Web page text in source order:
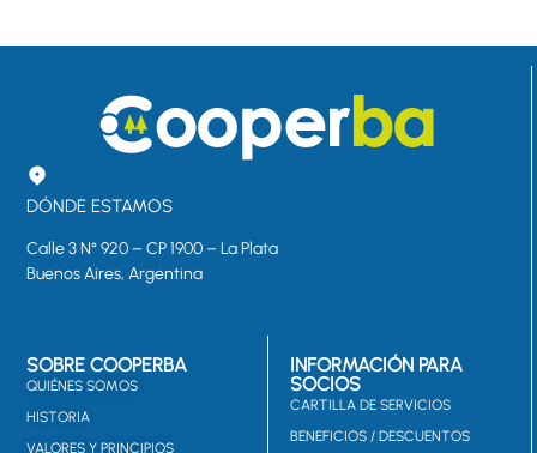
DÓNDE ESTAMOS
Calle 3 N° 920 – CP 1900 – La Plata
Buenos Aires, Argentina
SOBRE COOPERBA
QUIÉNES SOMOS
HISTORIA
VALORES Y PRINCIPIOS
INFORMACIÓN PARA
SOCIOS
CARTILLA DE SERVICIOS
BENEFICIOS / DESCUENTOS